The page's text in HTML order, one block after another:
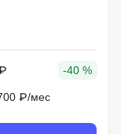
-40 %
₽/мес